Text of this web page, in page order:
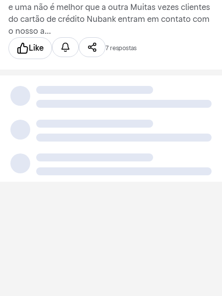
e uma não é melhor que a outra Muitas vezes clientes
do cartão de crédito Nubank entram em contato com
o nosso a…
Like 7 respostas